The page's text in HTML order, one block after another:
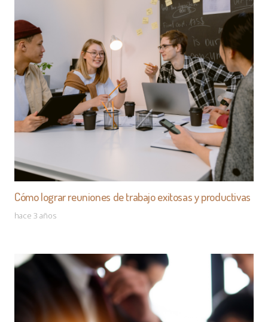
Cómo lograr reuniones de trabajo exitosas y productivas
hace 3 años